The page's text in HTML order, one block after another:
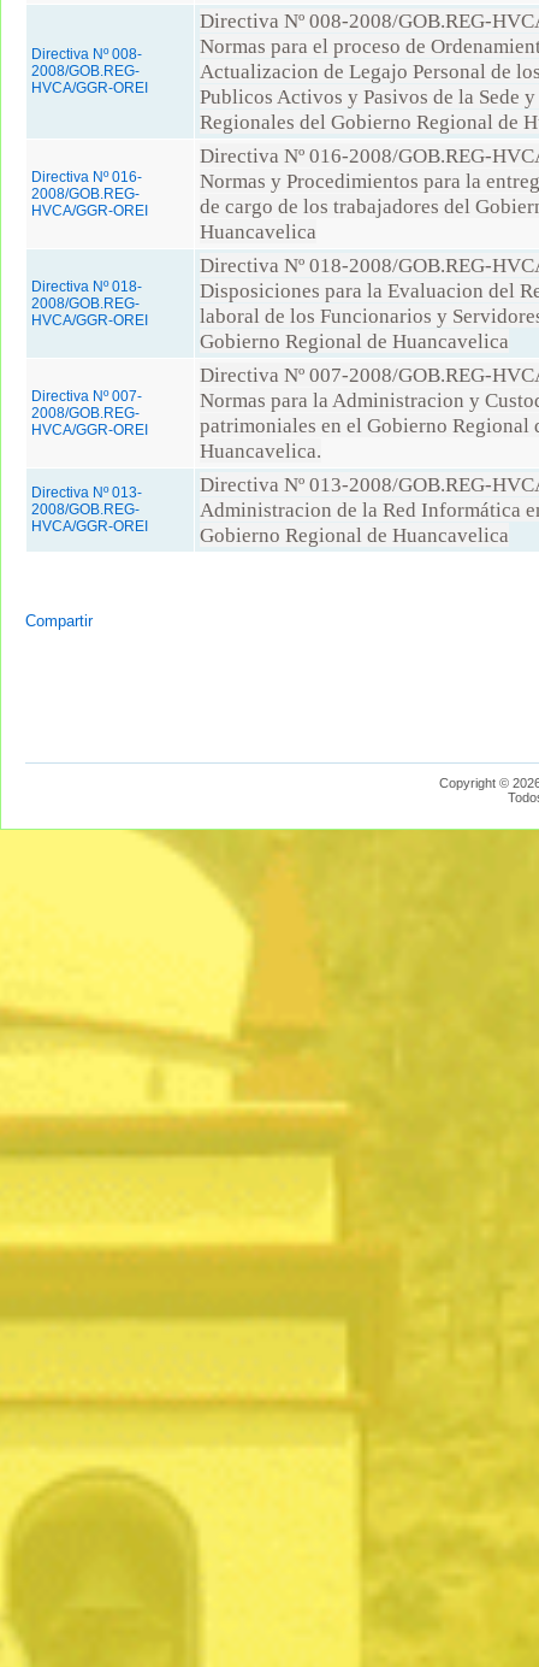
Directiva Nº 008-
2008/GOB.REG-
HVCA/GGR-OREI
Directiva Nº 008-2008/GOB.REG-
Normas para el proceso de
Actualizacion de Legajo Personal de
Publicos Activos y Pasivos de la Sede
Regionales del Gobierno Regional de
Directiva Nº 016-
2008/GOB.REG-
HVCA/GGR-OREI
Directiva Nº 016-2008/GOB.REG-
Normas y Procedimientos para la
de cargo de los trabajadores del
Huancavelica
Directiva Nº 018-
2008/GOB.REG-
HVCA/GGR-OREI
Directiva Nº 018-2008/GOB.REG-
Disposiciones para la Evaluacion del
laboral de los Funcionarios y
Gobierno Regional de Huancavelica
Directiva Nº 007-
2008/GOB.REG-
HVCA/GGR-OREI
Directiva Nº 007-2008/GOB.REG-
Normas para la Administracion y
patrimoniales en el Gobierno Regional
Huancavelica.
Directiva Nº 013-
2008/GOB.REG-
HVCA/GGR-OREI
Directiva Nº 013-2008/GOB.REG-
Administracion de la Red Informática
Gobierno Regional de Huancavelica
Compartir
Copyright ©